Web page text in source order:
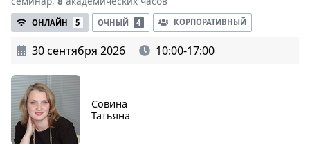
ОНЛАЙН 5 ОЧНЫЙ 4 КОРПОРАТИВНЫЙ
30 сентября 2026 10:00-17:00
Совина
Татьяна